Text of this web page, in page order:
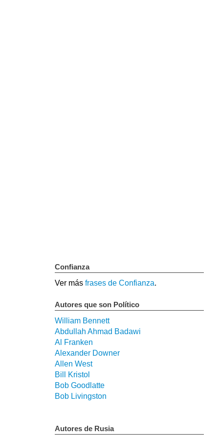
Confianza
Ver más frases de Confianza.
Autores que son Político
William Bennett
Abdullah Ahmad Badawi
Al Franken
Alexander Downer
Allen West
Bill Kristol
Bob Goodlatte
Bob Livingston
Autores de Rusia